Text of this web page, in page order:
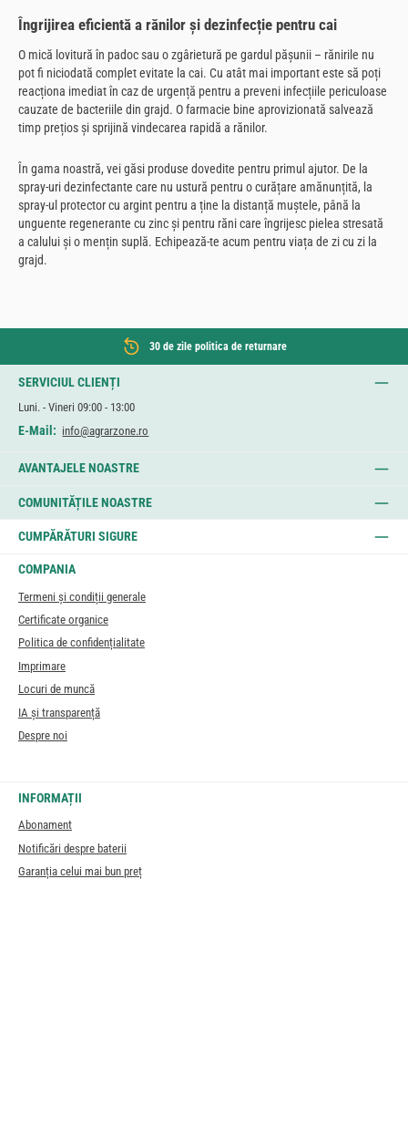
Îngrijirea eficientă a rănilor și dezinfecție pentru cai
O mică lovitură în padoc sau o zgârietură pe gardul pășunii – rănirile nu
pot fi niciodată complet evitate la cai. Cu atât mai important este să poți
reacționa imediat în caz de urgență pentru a preveni infecțiile periculoase
cauzate de bacteriile din grajd. O farmacie bine aprovizionată salvează
timp prețios și sprijină vindecarea rapidă a rănilor.
În gama noastră, vei găsi produse dovedite pentru primul ajutor. De la
spray-uri dezinfectante care nu ustură pentru o curățare amănunțită, la
spray-ul protector cu argint pentru a ține la distanță muștele, până la
unguente regenerante cu zinc și pentru răni care îngrijesc pielea stresată
a calului și o mențin suplă. Echipează-te acum pentru viața de zi cu zi la
grajd.
30 de zile politica de returnare
SERVICIUL CLIENȚI
Luni. - Vineri 09:00 - 13:00
E-Mail: info@agrarzone.ro
AVANTAJELE NOASTRE
COMUNITĂȚILE NOASTRE
CUMPĂRĂTURI SIGURE
COMPANIA
Termeni și condiții generale
Certificate organice
Politica de confidențialitate
Imprimare
Locuri de muncă
IA și transparență
Despre noi
INFORMAȚII
Abonament
Notificări despre baterii
Garanția celui mai bun preț